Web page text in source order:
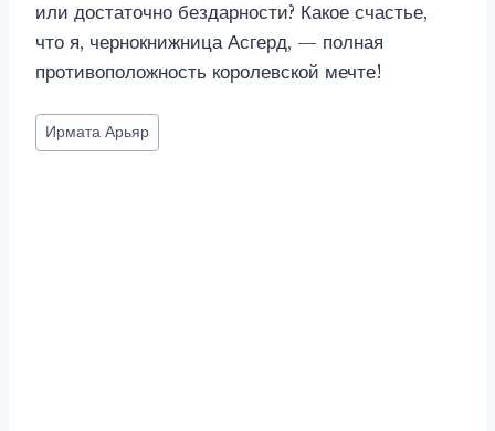
или достаточно бездарности? Какое счастье,
что я, чернокнижница Асгерд, — полная
противоположность королевской мечте!
Метки
записи:
Ирмата Арьяр